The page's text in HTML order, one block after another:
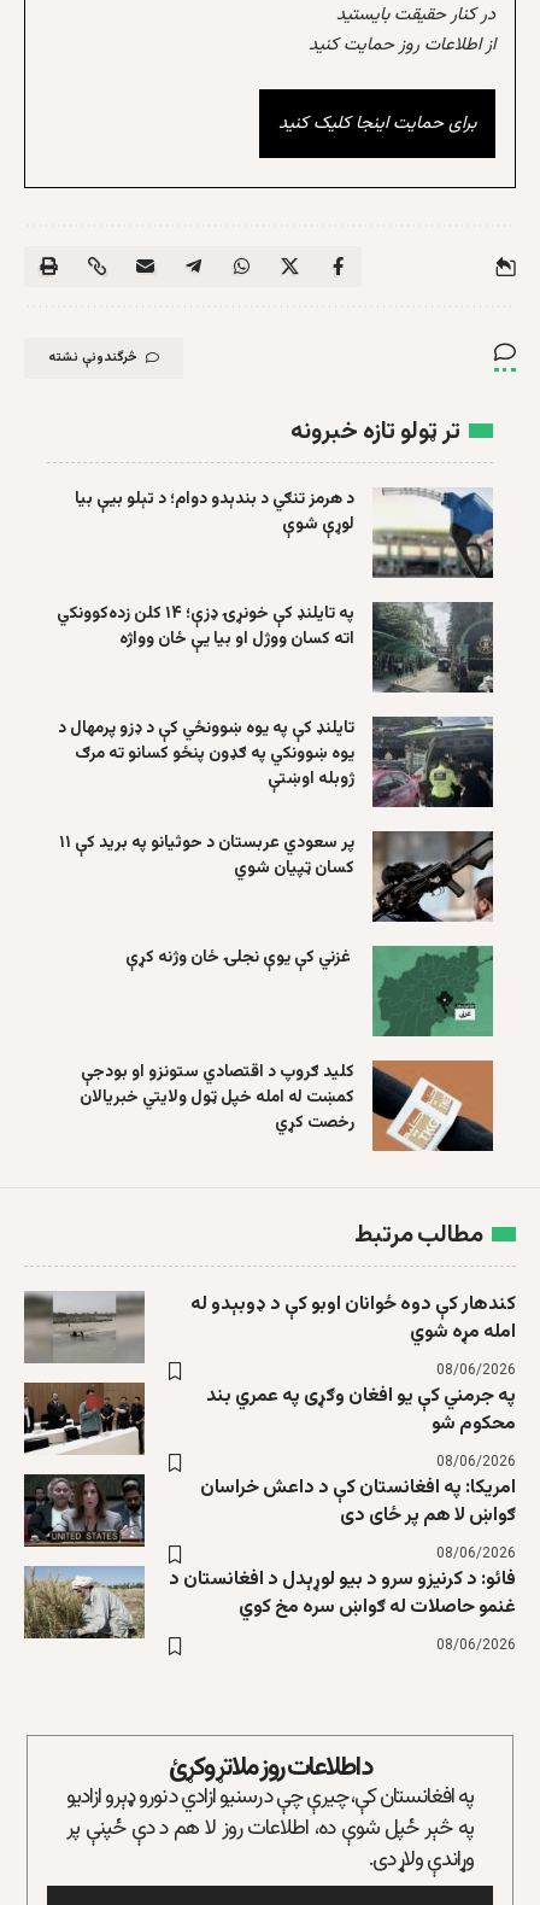
در کنار حقیقت بایستید
از اطلاعات روز حمایت کنید
برای حمایت اینجا کلیک کنید
څرگندونې نشته
تر ټولو تازه خبرونه
د هرمز تنګي د بندېدو دوام؛ د تېلو بیې بیا
لوړې شوې
په تایلنډ کې خونړۍ ډزې؛ ۱۴ کلن زده‌کوونکي
اته کسان ووژل او بیا یې ځان وواژه
تایلنډ کې په یوه ښوونځي کې د ډزو پرمهال د
یوه ښوونکي په ګډون پنځو کسانو ته مرګ
ژوبله اوښتې
پر سعودي عربستان د حوثیانو په برید کې ۱۱
کسان ټپیان شوي
غزني کې یوې نجلۍ ځان وژنه کړې
کلید ګروپ د اقتصادي ستونزو او بودجې
کمښت له امله خپل ټول ولایتي خبریالان
رخصت کړي
مطالب مرتبط
کندهار کې دوه ځوانان اوبو کې د ډوبېدو له
امله مړه شوي
08/06/2026
په جرمني کې یو افغان وګړی په عمري بند
محکوم شو
08/06/2026
امریکا: په افغانستان کې د داعش خراسان
ګواښ لا هم پر ځای دی
08/06/2026
فائو: د کرنیزو سرو د بیو لوړېدل د افغانستان د
غنمو حاصلات له ګواښ سره مخ کوي
08/06/2026
د اطلاعات روز ملاتړ وکړئ
په افغانستان کې، چیرې چې د رسنیو ازادي د نورو ډېرو ازادیو
په څېر ځپل شوې ده، اطلاعات روز لا هم د دې ځپنې پر
وړاندې ولاړ دی.